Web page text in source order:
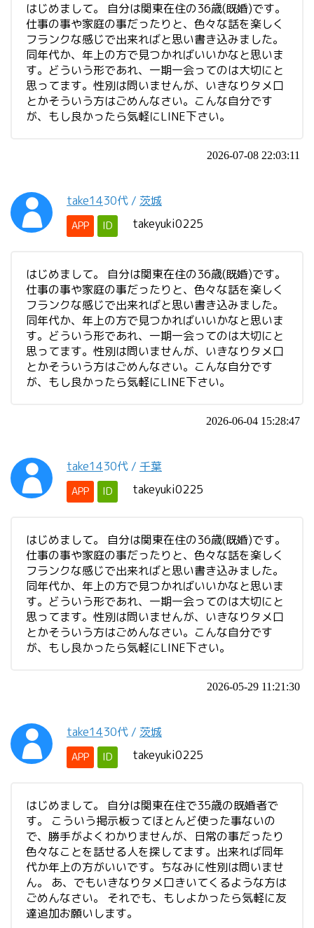
はじめまして。 自分は関東在住の36歳(既婚)です。
仕事の事や家庭の事だったりと、色々な話を楽しく
フランクな感じで出来ればと思い書き込みました。
同年代か、年上の方で見つかればいいかなと思いま
す。どういう形であれ、一期一会ってのは大切にと
思ってます。性別は問いませんが、いきなりタメ口
とかそういう方はごめんなさい。こんな自分です
が、もし良かったら気軽にLINE下さい。
2026-07-08 22:03:11
take1430代 / 茨城
APP ID takeyuki0225
はじめまして。 自分は関東在住の36歳(既婚)です。
仕事の事や家庭の事だったりと、色々な話を楽しく
フランクな感じで出来ればと思い書き込みました。
同年代か、年上の方で見つかればいいかなと思いま
す。どういう形であれ、一期一会ってのは大切にと
思ってます。性別は問いませんが、いきなりタメ口
とかそういう方はごめんなさい。こんな自分です
が、もし良かったら気軽にLINE下さい。
2026-06-04 15:28:47
take1430代 / 千葉
APP ID takeyuki0225
はじめまして。 自分は関東在住の36歳(既婚)です。
仕事の事や家庭の事だったりと、色々な話を楽しく
フランクな感じで出来ればと思い書き込みました。
同年代か、年上の方で見つかればいいかなと思いま
す。どういう形であれ、一期一会ってのは大切にと
思ってます。性別は問いませんが、いきなりタメ口
とかそういう方はごめんなさい。こんな自分です
が、もし良かったら気軽にLINE下さい。
2026-05-29 11:21:30
take1430代 / 茨城
APP ID takeyuki0225
はじめまして。 自分は関東在住で35歳の既婚者で
す。 こういう掲示板ってほとんど使った事ないの
で、勝手がよくわかりませんが、日常の事だったり
色々なことを話せる人を探してます。出来れば同年
代か年上の方がいいです。ちなみに性別は問いませ
ん。 あ、でもいきなりタメ口きいてくるような方は
ごめんなさい。 それでも、もしよかったら気軽に友
達追加お願いします。